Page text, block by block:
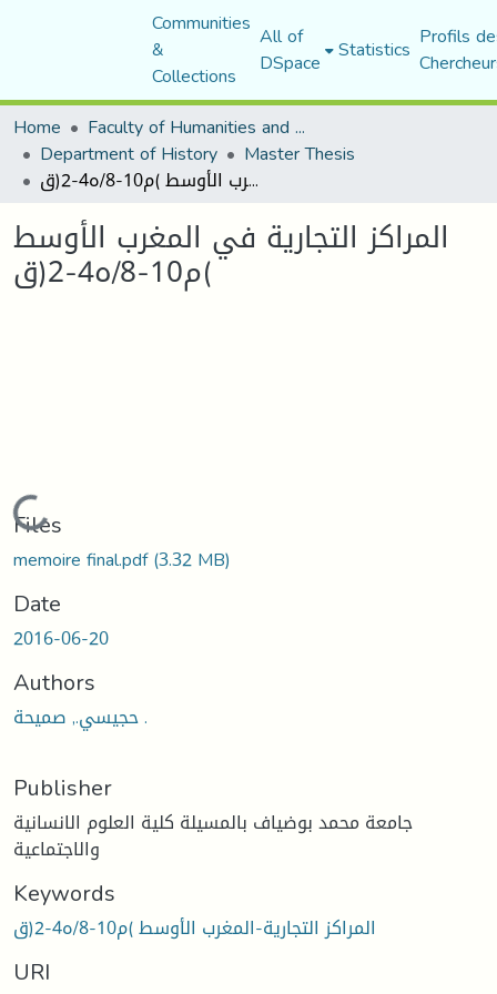
Communities
&
Collections
All of
DSpace Statistics Profils
Home
Faculty of Humanities and Social Sciences
Department of History Master Thesis
المراكز التجارية في المغرب الأوسط )م10-8/ه4-2(ق
المراكز التجارية في المغرب الأوسط
)م10-8/ه4-2(ق
Loading...
Files
memoire final.pdf(3.32 MB)
Date
2016-06-20
Authors
حجيسي., صميحة .
Publisher
جامعة محمد بوضياف بالمسيلة كلية العلوم الانسانية
والاجتماعية
Keywords
المراكز التجارية-المغرب الأوسط )م10-8/ه4-2(ق
URI